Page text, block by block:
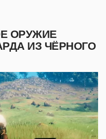
ОРУЖИЕ
ИЗ ЧЁРНОГО